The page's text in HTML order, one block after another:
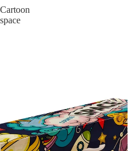
Cartoon
space